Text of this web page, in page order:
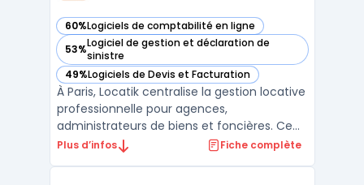
60%Logiciels de comptabilité en ligne
— voir Locatik dans cette catégorie
53%Logiciel de gestion et déclaration de
sinistre
— voir Locatik dans cette catégorie
49%Logiciels de Devis et Facturation
— voir Locatik dans cette catégorie
À Paris, Locatik centralise la gestion locative
professionnelle pour agences,
administrateurs de biens et foncières. Ce
logiciel connecte chaque acteur du
Plus d’infos Fiche complète